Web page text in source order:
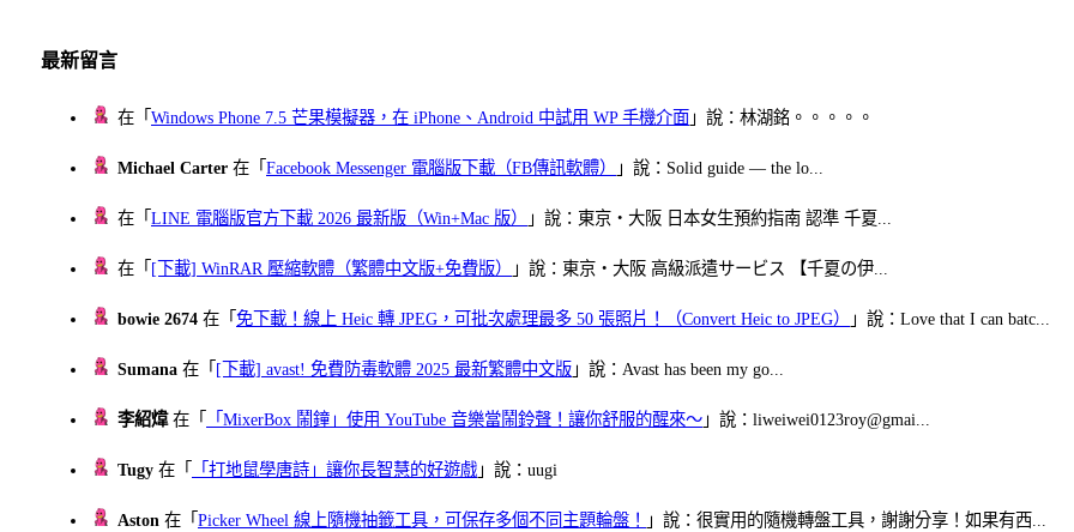
最新留言
在「Windows Phone 7.5 芒果模擬器，在 iPhone、Android 中試用 WP 手機介面 」說：林湖銘。。。。。
Michael Carter 在「Facebook Messenger 電腦版下載（FB傳訊軟體） 」說：Solid guide — the lo...
在「LINE 電腦版官方下載 2026 最新版（Win+Mac 版） 」說：東京・大阪 日本女生預約指南 認準 千夏...
在「 [下載] WinRAR 壓縮軟體（繁體中文版+免費版） 」說：東京・大阪 高級派遣サービス 【千夏の伊...
bowie 2674 在「免下載！線上 Heic 轉 JPEG，可批次處理最多 50 張照片！（Convert Heic to JPEG） 」說：Love that I can batc...
Sumana 在「 [下載] avast! 免費防毒軟體 2025 最新繁體中文版 」說：Avast has been my go...
李紹煒在「 「MixerBox 鬧鐘」使用 YouTube 音樂當鬧鈴聲！讓你舒服的醒來～ 」說：liweiwei0123roy@gmai...
Tugy 在「 「打地鼠學唐詩」讓你長智慧的好遊戲 」說：uugi
Aston 在「Picker Wheel 線上隨機抽籤工具，可保存多個不同主題輪盤！ 」說：很實用的隨機轉盤工具，謝謝分享！如果有西...